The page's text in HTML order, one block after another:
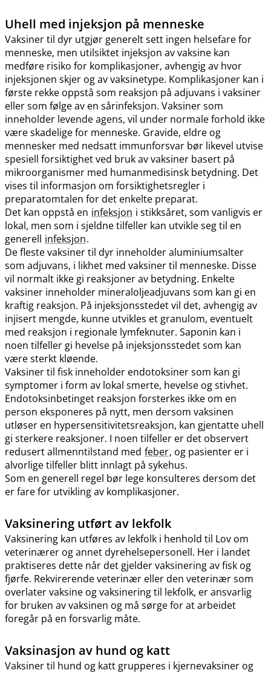
Uhell med injeksjon på menneske
Vaksiner til dyr utgjør generelt sett ingen helsefare for
menneske, men utilsiktet injeksjon av vaksine kan
medføre risiko for komplikasjoner, avhengig av hvor
injeksjonen skjer og av vaksinetype. Komplikasjoner kan i
første rekke oppstå som reaksjon på adjuvans i vaksiner
eller som følge av en sårinfeksjon. Vaksiner som
inneholder levende agens, vil under normale forhold ikke
være skadelige for menneske. Gravide, eldre og
mennesker med nedsatt immunforsvar bør likevel utvise
spesiell forsiktighet ved bruk av vaksiner basert på
mikroorganismer med humanmedisinsk betydning. Det
vises til informasjon om forsiktighetsregler i
preparatomtalen for det enkelte preparat.
Det kan oppstå en infeksjon i stikksåret, som vanligvis er
lokal, men som i sjeldne tilfeller kan utvikle seg til en
generell infeksjon.
De fleste vaksiner til dyr inneholder aluminiumsalter
som adjuvans, i likhet med vaksiner til menneske. Disse
vil normalt ikke gi reaksjoner av betydning. Enkelte
vaksiner inneholder mineraloljeadjuvans som kan gi en
kraftig reaksjon. På injeksjonsstedet vil det, avhengig av
injisert mengde, kunne utvikles et granulom, eventuelt
med reaksjon i regionale lymfeknuter. Saponin kan i
noen tilfeller gi hevelse på injeksjonsstedet som kan
være sterkt kløende.
Vaksiner til fisk inneholder endotoksiner som kan gi
symptomer i form av lokal smerte, hevelse og stivhet.
Endotoksinbetinget reaksjon forsterkes ikke om en
person eksponeres på nytt, men dersom vaksinen
utløser en hypersensitivitetsreaksjon, kan gjentatte uhell
gi sterkere reaksjoner. I noen tilfeller er det observert
redusert allmenntilstand med feber, og pasienter er i
alvorlige tilfeller blitt innlagt på sykehus.
Som en generell regel bør lege konsulteres dersom det
er fare for utvikling av komplikasjoner.
Vaksinering utført av lekfolk
Vaksinering kan utføres av lekfolk i henhold til Lov om
veterinærer og annet dyrehelsepersonell. Her i landet
praktiseres dette når det gjelder vaksinering av fisk og
fjørfe. Rekvirerende veterinær eller den veterinær som
overlater vaksine og vaksinering til lekfolk, er ansvarlig
for bruken av vaksinen og må sørge for at arbeidet
foregår på en forsvarlig måte.
Vaksinasjon av hund og katt
Vaksiner til hund og katt grupperes i kjernevaksiner og